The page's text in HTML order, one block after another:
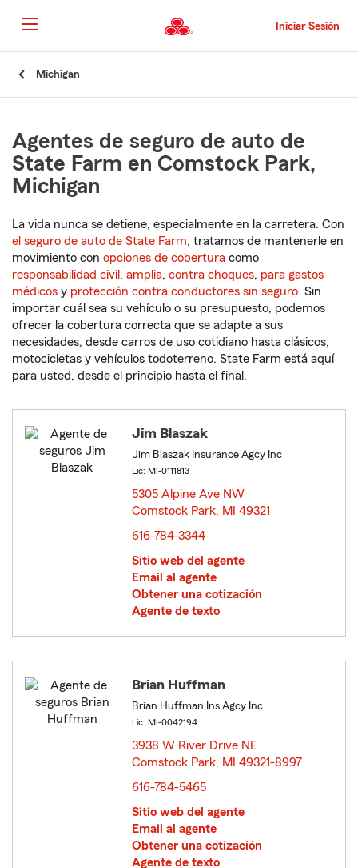
al
contenido
principal
Iniciar Sesión
Michigan
Agentes de seguro de auto de
State Farm en Comstock Park,
Michigan
La vida nunca se detiene, especialmente en la carretera. Con
el seguro de auto de State Farm, tratamos de mantenerle en
movimiento con opciones de cobertura como
responsabilidad civil , amplia, contra choques, para gastos
médicos y protección contra conductores sin seguro. Sin
importar cuál sea su vehículo o su presupuesto, podemos
ofrecer la cobertura correcta que se adapte a sus
necesidades, desde carros de uso cotidiano hasta clásicos,
motocicletas y vehículos todoterreno. State Farm está aquí
para usted, desde el principio hasta el final.
Jim Blaszak
Jim Blaszak Insurance Agcy Inc
Lic: MI-0111813
5305 Alpine Ave NW
Comstock Park, MI 49321
616-784-3344
Sitio web del agente
Email al agente
Obtener una cotización
Agente de texto
Brian Huffman
Brian Huffman Ins Agcy Inc
Lic: MI-0042194
3938 W River Drive NE
Comstock Park, MI 49321-8997
616-784-5465
Sitio web del agente
Email al agente
Obtener una cotización
Agente de texto